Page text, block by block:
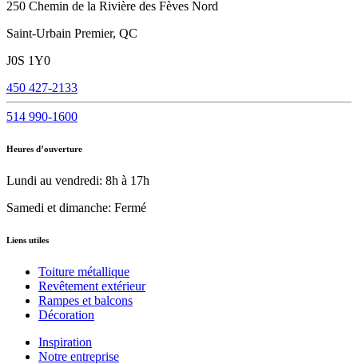
250 Chemin de la Rivière des Fèves Nord
Saint-Urbain Premier, QC
J0S 1Y0
450 427-2133
514 990-1600
Heures d’ouverture
Lundi au vendredi: 8h à 17h
Samedi et dimanche: Fermé
Liens utiles
Toiture métallique
Revêtement extérieur
Rampes et balcons
Décoration
Inspiration
Notre entreprise